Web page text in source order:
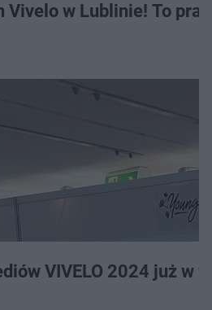
Vivelo w Lublinie! To
VIVELO 2024 już w